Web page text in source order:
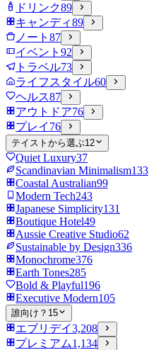
ドリンク89
キャンディ89
ノート 87
イベント 92
トラベル73
ライフスタイル60
ヘルス87
アウトドア76
プレイ 76
テイストから選ぶ12
Quiet Luxury37
Scandinavian Minimalism133
Coastal Australian99
Modern Tech243
Japanese Simplicity131
Boutique Hotel49
Aussie Creative Studio62
Sustainable by Design336
Monochrome376
Earth Tones285
Bold & Playful196
Executive Modern105
誰向け？ 15
エブリデイ3,208
プレミアム1,134